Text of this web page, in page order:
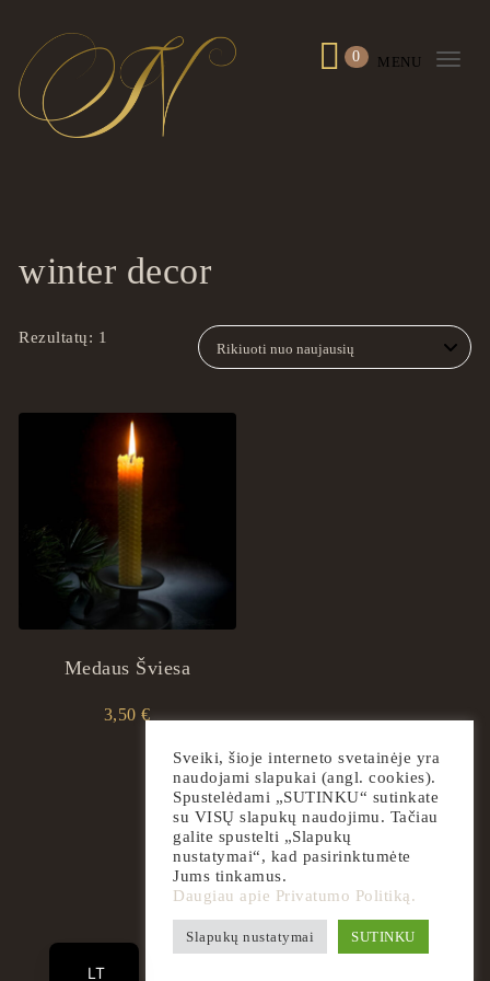
Skip to content
0 MENU
winter decor
Rezultatų: 1
Medaus Šviesa
3,50€
2026 ingrilspa.com
Sveiki, šioje interneto svetainėje yra
naudojami slapukai (angl. cookies).
Spustelėdami „SUTINKU“ sutinkate
su VISŲ slapukų naudojimu. Tačiau
galite spustelti „Slapukų
nustatymai“, kad pasirinktumėte
Jums tinkamus.
Daugiau apie Privatumo Politiką.
Slapukų nustatymai SUTINKU
LT